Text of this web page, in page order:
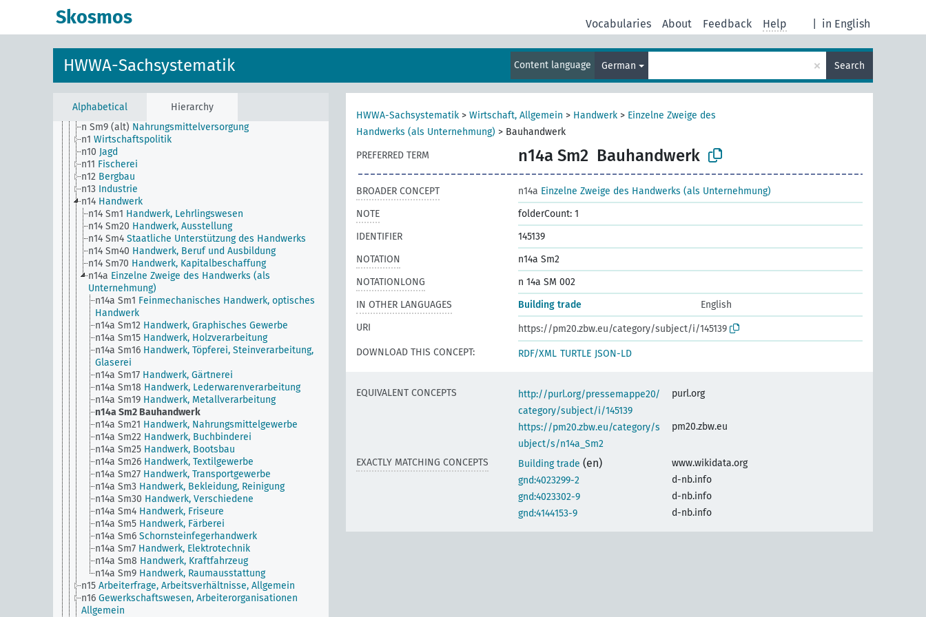
Skosmos in English
Vocabularies About Feedback Help
HWWA-Sachsystematik Content language German × Search
Alphabetical Hierarchy
n Sm56 Gefangenenarbeit, Zwangsarbeit
n Sm61 Aufkommen und Verwendung neuer Werkstoffe,
n Sm70 Wirtschaft, Finanzierungsfragen, Allgemein
n Sm8
Normung, Standardisierung
n Sm9 (alt) Nahrungsmittelversorgung
n1 Wirtschaftspolitik
n10 Jagd
n11 Fischerei
n12 Bergbau
n13 Industrie
n14 Handwerk
n14 Sm1 Handwerk, Lehrlingswesen
n14 Sm20 Handwerk, Ausstellung
n14 Sm4 Staatliche Unterstützung des Handwerks
n14 Sm40 Handwerk, Beruf und Ausbildung
n14 Sm70 Handwerk, Kapitalbeschaffung
n14a Einzelne Zweige des Handwerks (als
Unternehmung)
n14a Sm1 Feinmechanisches Handwerk, optisches
Handwerk
n14a Sm12 Handwerk, Graphisches Gewerbe
n14a Sm15 Handwerk, Holzverarbeitung
n14a Sm16 Handwerk, Töpferei, Steinverarbeitung,
Glaserei
n14a Sm17 Handwerk, Gärtnerei
n14a Sm18 Handwerk, Lederwarenverarbeitung
n14a Sm19 Handwerk, Metallverarbeitung
n14a Sm2 Bauhandwerk
n14a Sm21 Handwerk, Nahrungsmittelgewerbe
n14a Sm22 Handwerk, Buchbinderei
n14a Sm25 Handwerk, Bootsbau
n14a Sm26 Handwerk, Textilgewerbe
n14a Sm27 Handwerk, Transportgewerbe
n14a Sm3 Handwerk, Bekleidung, Reinigung
n14a Sm30 Handwerk, Verschiedene
n14a Sm4 Handwerk, Friseure
n14a Sm5 Handwerk, Färberei
n14a Sm6 Schornsteinfegerhandwerk
n14a Sm7 Handwerk, Elektrotechnik
n14a Sm8 Handwerk, Kraftfahrzeug
n14a Sm9 Handwerk, Raumausstattung
n15 Arbeiterfrage, Arbeitsverhältnisse, Allgemein
n16 Gewerkschaftswesen, Arbeiterorganisationen
Allgemein
HWWA-Sachsystematik > Wirtschaft, Allgemein > Handwerk > Einzelne Zweige des
Handwerks (als Unternehmung) > Bauhandwerk
PREFERRED TERM
n14a Sm2 Bauhandwerk
BROADER CONCEPT n14a Einzelne Zweige des Handwerks (als Unternehmung)
NOTE
folderCount: 1
IDENTIFIER
145139
NOTATION
n14a Sm2
NOTATIONLONG
n 14a SM 002
IN OTHER LANGUAGES
Building trade
English
URI
https://pm20.zbw.eu/category/subject/i/145139
DOWNLOAD THIS CONCEPT:
RDF/XML TURTLE JSON-LD
EQUIVALENT CONCEPTS
http://purl.org/pressemappe20/
category/subject/i/145139
purl.org
https://pm20.zbw.eu/category/s
ubject/s/n14a_Sm2
pm20.zbw.eu
EXACTLY MATCHING CONCEPTS Building trade (en)
www.wikidata.org
gnd:4023299-2
d-nb.info
gnd:4023302-9
d-nb.info
gnd:4144153-9
d-nb.info